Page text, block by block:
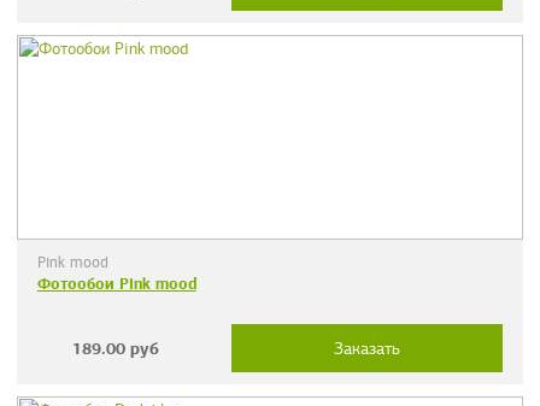
Pink mood
Фотообои Pink mood
189.00 руб Заказать